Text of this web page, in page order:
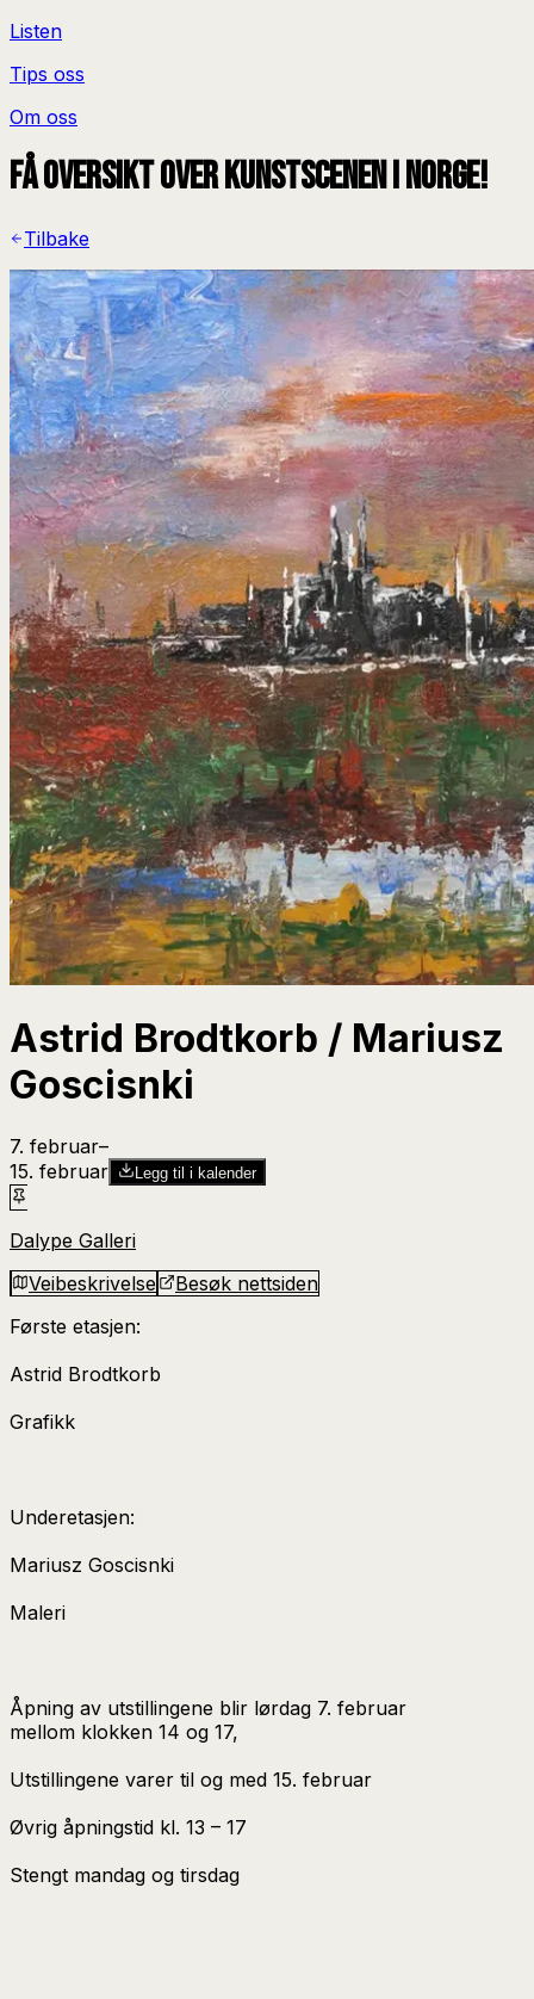
Listen
Tips oss
Om oss
Få oversikt over kunstscenen i Norge!
Tilbake
Astrid Brodtkorb / Mariusz
Goscisnki
7. februar–​
15. februar
Legg til i kalender
Dalype Galleri
Veibeskrivelse
Besøk nettsiden
Første etasjen:
Astrid Brodtkorb
Grafikk
Underetasjen:
Mariusz Goscisnki
Maleri
Åpning av utstillingene blir lørdag 7. februar
mellom klokken 14 og 17,
Utstillingene varer til og med 15. februar
Øvrig åpningstid kl. 13 – 17
Stengt mandag og tirsdag